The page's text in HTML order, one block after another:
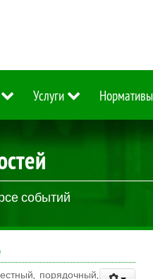
Услуги Нормативы
событий
порядочный,